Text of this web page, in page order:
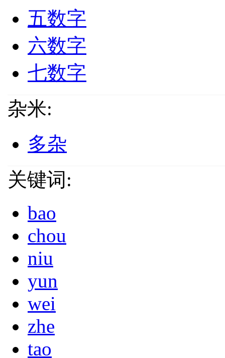
五数字
六数字
七数字
杂米:
多杂
关键词:
bao
chou
niu
yun
wei
zhe
tao